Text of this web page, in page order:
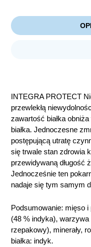
INTEGRA PROTECT
przewlekłą
zawartość białka
białka. Jednoczesne
postępującą utratę
się trwale stan zdrowia
przewidywaną długość
Jednocześnie ten
nadaje się tym samym
Podsumowanie: mięso
(48 % indyka), warzywa
rzepakowy), minerały,
białka: indyk.